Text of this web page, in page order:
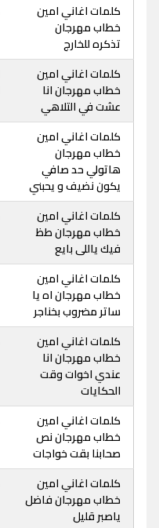
كلمات اغاني امين
خطاب مهرجان
تذكره للخارج
كلمات اغاني امين
خطاب مهرجان انا
عشت في التلاهي
كلمات اغاني امين
خطاب مهرجان
هاتولي حد صافي
يكون نضيف و يحبني
كلمات اغاني امين
خطاب مهرجان طظ
فيك ياللى بايع
كلمات اغاني امين
خطاب مهرجان اه يا
ساتر مضروب بخناجر
كلمات اغاني امين
خطاب مهرجان انا
عندي اخوات وقت
الحكايات
كلمات اغاني امين
خطاب مهرجان نص
صحابنا بقت خواجات
كلمات اغاني امين
خطاب مهرجان فاضل
ياصبر قليل